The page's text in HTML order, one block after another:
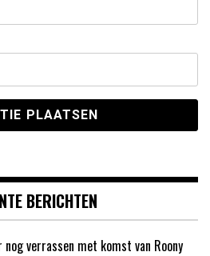
BERICHTEN
nog verrassen met komst van Roony